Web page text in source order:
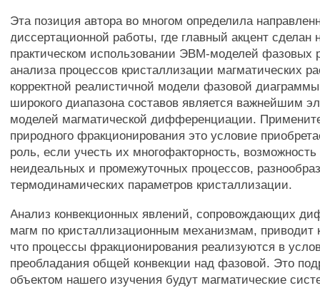
Эта позиция автора во многом определила
диссертационной работы, где главный акцент сделан
практическом использовании ЭВМ-моделей фазовых
анализа процессов кристаллизации магматических
корректной реалистичной модели фазовой
широкого диапазона составов является важнейшим
моделей магматической дифференциации.
природного фракционирования это условие
роль, если учесть их многофакторность, возможность
неидеальных и промежуточных процессов,
термодинамических параметров кристаллизации.
Анализ конвекционных явлений, сопровождающих
магм по кристаллизационным механизмам, приводит
что процессы фракционирования реализуются в
преобладания общей конвекции над фазовой. Это
объектом нашего изучения будут магматические